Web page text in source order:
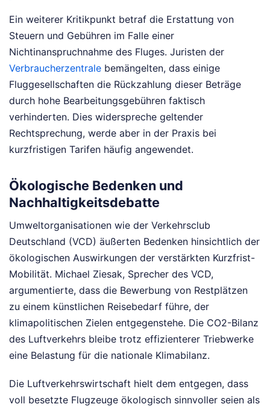
Ein weiterer Kritikpunkt betraf die Erstattung von
Steuern und Gebühren im Falle einer
Nichtinanspruchnahme des Fluges. Juristen der
Verbraucherzentrale bemängelten, dass einige
Fluggesellschaften die Rückzahlung dieser Beträge
durch hohe Bearbeitungsgebühren faktisch
verhinderten. Dies widerspreche geltender
Rechtsprechung, werde aber in der Praxis bei
kurzfristigen Tarifen häufig angewendet.
Ökologische Bedenken und
Nachhaltigkeitsdebatte
Umweltorganisationen wie der Verkehrsclub
Deutschland (VCD) äußerten Bedenken hinsichtlich der
ökologischen Auswirkungen der verstärkten Kurzfrist-
Mobilität. Michael Ziesak, Sprecher des VCD,
argumentierte, dass die Bewerbung von Restplätzen
zu einem künstlichen Reisebedarf führe, der
klimapolitischen Zielen entgegenstehe. Die CO2-Bilanz
des Luftverkehrs bleibe trotz effizienterer Triebwerke
eine Belastung für die nationale Klimabilanz.
Die Luftverkehrswirtschaft hielt dem entgegen, dass
voll besetzte Flugzeuge ökologisch sinnvoller seien als